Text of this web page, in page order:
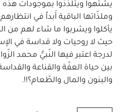
يشتهوا ويتلذّذوا بموجودات هذه
وملذّاتها الباقية أَبداً في
يأكلوا ويشربوا ما شاء لهم من
حيث لا روحيات ولا قداسة في
لدرجة اعتبر فيها النّبيُّ محمد
بين حياة العفّة والقناعة
والبنون والمال والطّعام؟!!.